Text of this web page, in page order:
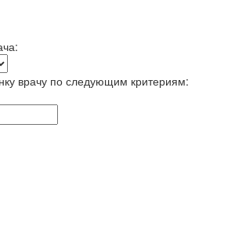
врачу по следующим критериям: